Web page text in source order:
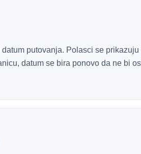
putovanja. Polasci se prikazuju
datum se bira ponovo da ne bi